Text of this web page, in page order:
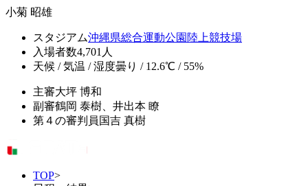
小菊 昭雄
スタジアム沖縄県総合運動公園陸上競技場
入場者数4,701人
天候 / 気温 / 湿度曇り / 12.6℃ / 55%
主審大坪 博和
副審鶴岡 泰樹、井出本 瞭
第４の審判員 国吉 真樹
TOP>